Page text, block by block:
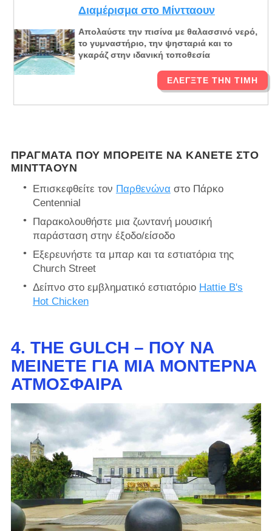
Διαμέρισμα στο Μίντταουν
Απολαύστε την πισίνα με θαλασσινό νερό,
το γυμναστήριο, την ψησταριά και το
γκαράζ στην ιδανική τοποθεσία
ΕΛΈΓΞΤΕ ΤΗΝ ΤΙΜΉ
ΠΡΆΓΜΑΤΑ ΠΟΥ ΜΠΟΡΕΊΤΕ ΝΑ ΚΆΝΕΤΕ ΣΤΟ
ΜΊΝΤΤΑΟΥΝ
Επισκεφθείτε τον Παρθενώναστο Πάρκο
Centennial
Παρακολουθήστε μια ζωντανή μουσική
παράσταση στην έξοδο/είσοδο
Εξερευνήστε τα μπαρ και τα εστιατόρια της
Church Street
Δείπνο στο εμβληματικό εστιατόριο Hattie B's
Hot Chicken
4. THE GULCH – ΠΟΎ ΝΑ
ΜΕΊΝΕΤΕ ΓΙΑ ΜΙΑ ΜΟΝΤΈΡΝΑ
ΑΤΜΌΣΦΑΙΡΑ